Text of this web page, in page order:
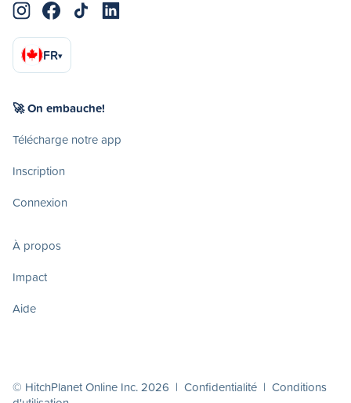
FR▾
🚀 On embauche!
Télécharge notre app
Inscription
Connexion
À propos
Impact
Aide
© HitchPlanet Online Inc. 2026 | Confidentialité | Conditions